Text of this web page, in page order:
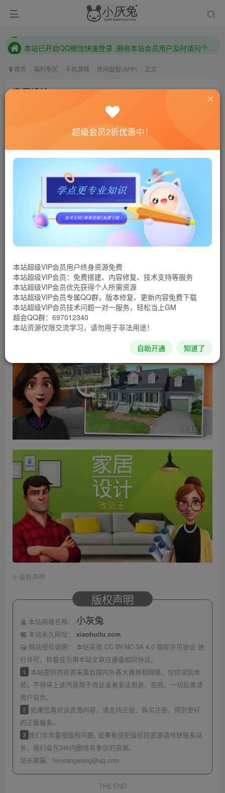
本站已开启QQ微信快速登录 ,拥有本站会员用户及时请问个人中心绑定！
首页 福利专区 手机游戏 休闲益智(APP) 正文
家居设计v4.1.8g
联网教程： 内附教程
单机教程： 内附教程
不懂的话联系客服！！！
欢迎来到《家居设计改造王》！畅玩这款最佳的《家居
设计》三消益智游戏！成为最佳设计师，通过化腐成奇的家
居改造，帮助幸运家庭将梦想住宅变为现实！破解好玩的三
想之家。你的客户都指望你改造他们破旧过时的待修房了！
无限钻石，金币
游戏截图
© 版权声明
版权声明
本站网络名称： 小灰兔
本站永久网址：
xiaohuitu.com
网站侵权说明：
本站采用 CC BY-NC-SA 4.0 国际许可协议 进
行许可，转载或引用本站文章应遵循相同协议。
1
本站提供的资源采集自国内外各大媒体和网络，仅供试玩体
验；不得将上述内容用于商业或者非法用途，否则，一切后果请
用户自负。
2
如果您喜欢该资源内容，请支持正版，购买注册，得到更好
的正版服务。
3 我们非常重视版权问题, 如果有侵犯版权的资源请尽快联系站
长，我们会在24h内删除有争议的资源。
站长邮箱： fenxiangwang@qq.com
THE END
超级会员2折优惠中！
本站超级VIP会员用户终身资源免费
本站超级VIP会员：免费搭建、内容修复、技术支持等服务
本站超级VIP会员优先获得个人所需资源
本站超级VIP会员专属QQ群，版本修复、更新内容免费下载
本站超级VIP会员技术问题一对一服务，轻松当上GM
超会QQ群：697012340
本站资源仅限交流学习，请勿用于非法用途！
自助开通 知道了